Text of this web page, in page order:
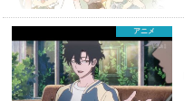
アニメ